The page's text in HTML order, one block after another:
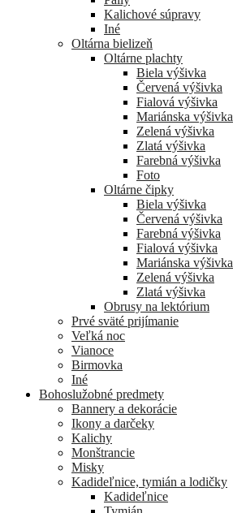
Kalichové súpravy
Iné
Oltárna bielizeň
Oltárne plachty
Biela výšivka
Červená výšivka
Fialová výšivka
Mariánska výšivka
Zelená výšivka
Zlatá výšivka
Farebná výšivka
Foto
Oltárne čipky
Biela výšivka
Červená výšivka
Farebná výšivka
Fialová výšivka
Mariánska výšivka
Zelená výšivka
Zlatá výšivka
Obrusy na lektórium
Prvé sväté prijímanie
Veľká noc
Vianoce
Birmovka
Iné
Bohoslužobné predmety
Bannery a dekorácie
Ikony a darčeky
Kalichy
Monštrancie
Misky
Kadideľnice, tymián a lodičky
Kadideľnice